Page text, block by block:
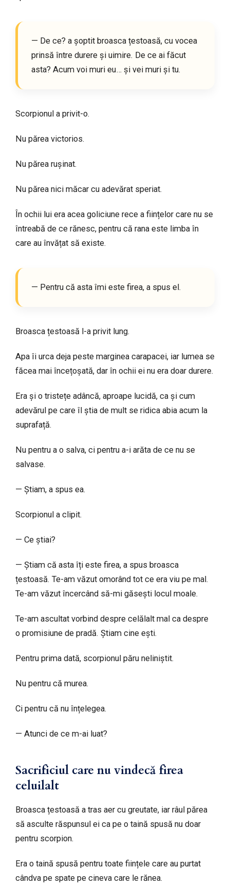
— De ce? a șoptit broasca țestoasă, cu vocea
prinsă între durere și uimire. De ce ai făcut
asta? Acum voi muri eu… și vei muri și tu.
Scorpionul a privit-o.
Nu părea victorios.
Nu părea rușinat.
Nu părea nici măcar cu adevărat speriat.
În ochii lui era acea goliciune rece a ființelor care nu se
întreabă de ce rănesc, pentru că rana este limba în
care au învățat să existe.
— Pentru că asta îmi este firea, a spus el.
Broasca țestoasă l-a privit lung.
Apa îi urca deja peste marginea carapacei, iar lumea se
făcea mai încețoșată, dar în ochii ei nu era doar durere.
Era și o tristețe adâncă, aproape lucidă, ca și cum
adevărul pe care îl știa de mult se ridica abia acum la
suprafață.
Nu pentru a o salva, ci pentru a-i arăta de ce nu se
salvase.
— Știam, a spus ea.
Scorpionul a clipit.
— Ce știai?
— Știam că asta îți este firea, a spus broasca
țestoasă. Te-am văzut omorând tot ce era viu pe mal.
Te-am văzut încercând să-mi găsești locul moale.
Te-am ascultat vorbind despre celălalt mal ca despre
o promisiune de pradă. Știam cine ești.
Pentru prima dată, scorpionul păru neliniștit.
Nu pentru că murea.
Ci pentru că nu înțelegea.
— Atunci de ce m-ai luat?
Sacrificiul care nu vindecă firea
celuilalt
Broasca țestoasă a tras aer cu greutate, iar râul părea
să asculte răspunsul ei ca pe o taină spusă nu doar
pentru scorpion.
Era o taină spusă pentru toate ființele care au purtat
cândva pe spate pe cineva care le rănea.